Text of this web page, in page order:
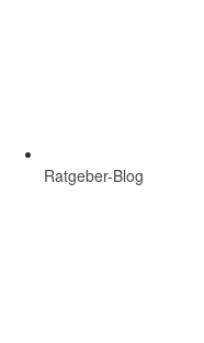
Ratgeber-Blog